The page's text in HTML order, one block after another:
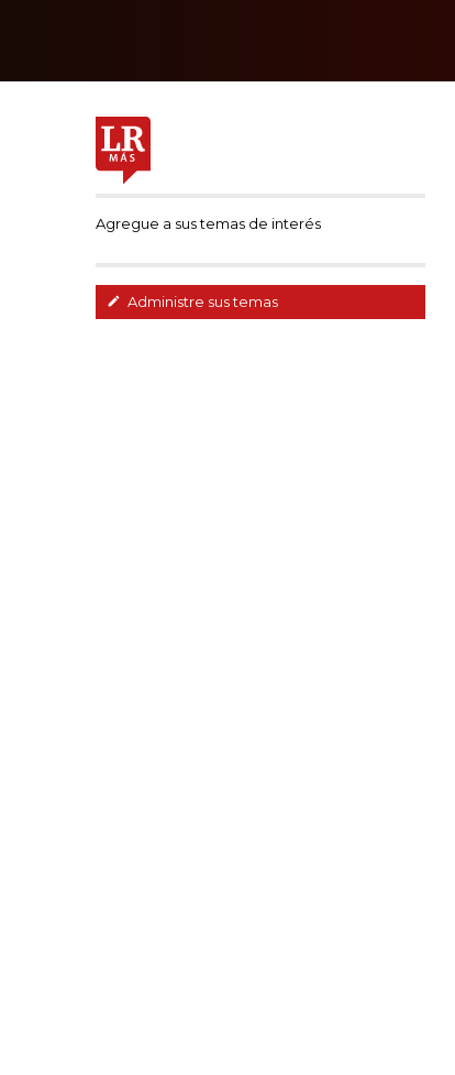
Agregue a sus temas de interés
Administre sus temas